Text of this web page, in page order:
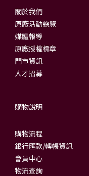
關於我們
原廠活動總覽
媒體報導
原廠授權標章
門市資訊
人才招募
購物說明
購物流程
銀行匯款/轉帳資訊
會員中心
物流查詢